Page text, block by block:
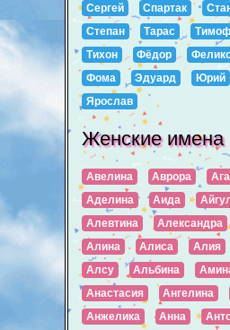
Сергей
Спартак
Степан
Тарас
Тихон
Фёдор
Фома
Эдуард Юрий
Ярослав
Женские имена
Авелина Аврора
Аделина
Аида
Алевтина
Александра
Алина
Алиса Алия
Алсу
Альбина
Анастасия
Ангелина
Анжелика
Анна